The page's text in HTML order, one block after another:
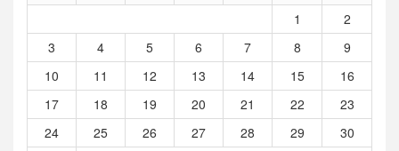
1
2
3
4 5 6 7 8
9
10
11 12 13 14 15
16
17
18 19 20 21 22
23
24
25 26 27 28 29
30